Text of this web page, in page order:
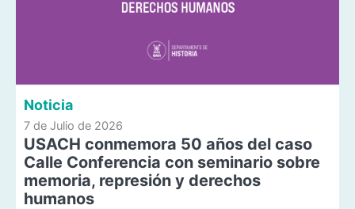
Noticia
7 de Julio de 2026
USACH conmemora 50 años del caso
Calle Conferencia con seminario sobre
memoria, represión y derechos
humanos